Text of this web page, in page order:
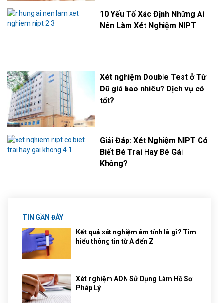
10 Yếu Tố Xác Định Những Ai
Nên Làm Xét Nghiệm NIPT
Xét nghiệm Double Test ở Từ
Dũ giá bao nhiêu? Dịch vụ có
tốt?
Giải Đáp: Xét Nghiệm NIPT Có
Biết Bé Trai Hay Bé Gái
Không?
TIN GẦN ĐÂY
Kết quả xét nghiệm âm tính là gì? Tìm
hiểu thông tin từ A đến Z
Xét nghiệm ADN Sử Dụng Làm Hồ Sơ
Pháp Lý